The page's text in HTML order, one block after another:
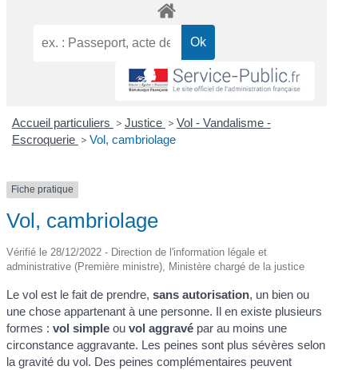
Accueil particuliers > Justice > Vol - Vandalisme -
Escroquerie > Vol, cambriolage
Fiche pratique
Vol, cambriolage
Vérifié le 28/12/2022 - Direction de l'information légale et
administrative (Première ministre), Ministère chargé de la justice
Le vol est le fait de prendre,sans autorisation, un bien ou
une chose appartenant à une personne. Il en existe plusieurs
formes :vol simple ouvol aggravé par au moins une
circonstance aggravante. Les peines sont plus sévères selon
la gravité du vol. Des peines complémentaires peuvent